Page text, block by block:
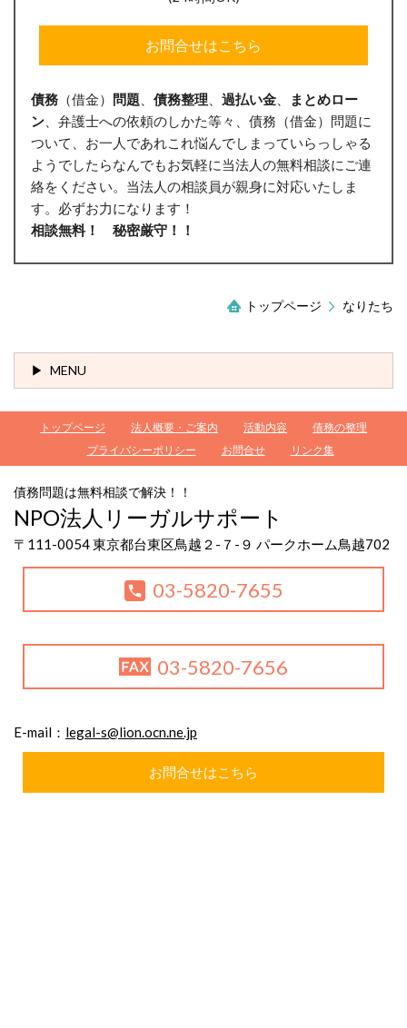
お問合せはこちら
債務（借金） 問題 債務整理、 過払い金、
まとめロー
ン、弁護士への依頼のしかた等々、債務（借金）問題に
ついて、お一人であれこれ悩んでしまっていらっしゃる
ようでしたらなんでもお気軽に当法人の無料相談にご連
絡をください。当法人の相談員が親身に対応いたしま
す。必ずお力になります！
相談無料！ 秘密厳守！！
トップページ なりたち
MENU
トップページ 法人概要・ご案内 活動内容
債務の整理
プライバシーポリシー
お問合せ リンク集
債務問題は無料相談で解決！！
NPO法人リーガルサポート
〒111-0054 東京都台東区鳥越２-７-９ パークホーム鳥越702
03-5820-7655
03-5820-7656
E-mail： legal-s@lion.ocn.ne.jp
お問合せはこちら